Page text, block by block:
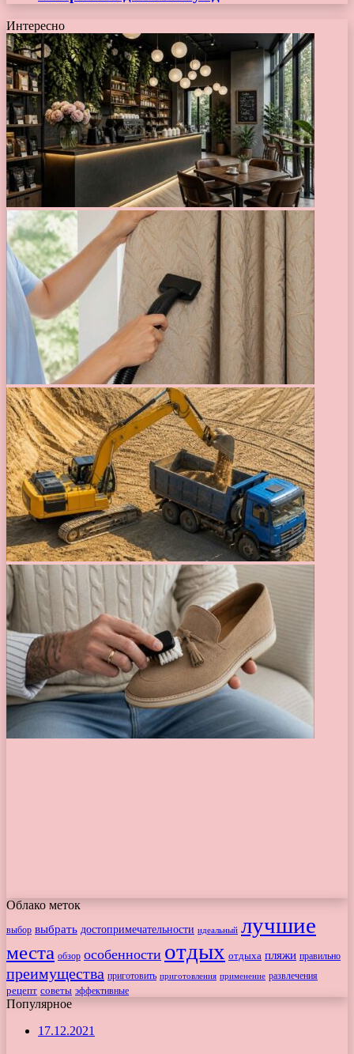
Интересно
Облако меток
выбор выбрать достопримечательности идеальный лучшие
места обзор особенности отдых отдыха пляжи правильно
преимущества приготовить приготовления применение развлечения
рецепт советы эффективные
Популярное
17.12.2021